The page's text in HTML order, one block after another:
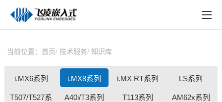
在线购买
当前位置： 首页 技术服务 知识库
i.MX6系列 i.MX8系列 i.MX RT系列 LS系列
T507/T527系 A40i/T3系列 T113系列 AM62x系列